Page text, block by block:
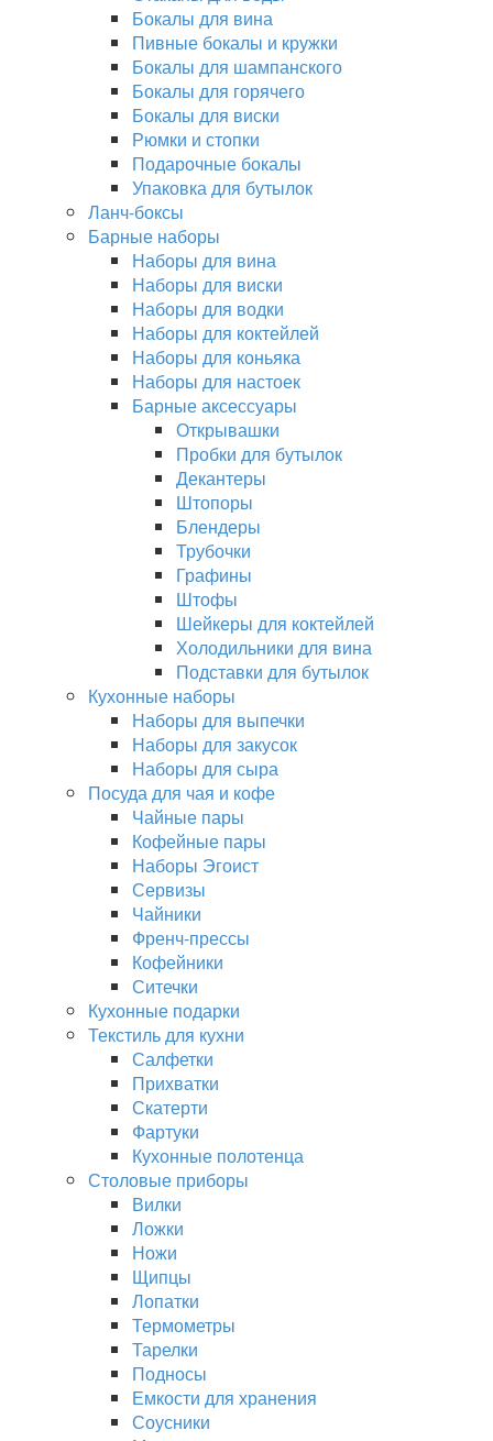
Бокалы для вина
Пивные бокалы и кружки
Бокалы для шампанского
Бокалы для горячего
Бокалы для виски
Рюмки и стопки
Подарочные бокалы
Упаковка для бутылок
Ланч-боксы
Барные наборы
Наборы для вина
Наборы для виски
Наборы для водки
Наборы для коктейлей
Наборы для коньяка
Наборы для настоек
Барные аксессуары
Открывашки
Пробки для бутылок
Декантеры
Штопоры
Блендеры
Трубочки
Графины
Штофы
Шейкеры для коктейлей
Холодильники для вина
Подставки для бутылок
Кухонные наборы
Наборы для выпечки
Наборы для закусок
Наборы для сыра
Посуда для чая и кофе
Чайные пары
Кофейные пары
Наборы Эгоист
Сервизы
Чайники
Френч-прессы
Кофейники
Ситечки
Кухонные подарки
Текстиль для кухни
Салфетки
Прихватки
Скатерти
Фартуки
Кухонные полотенца
Столовые приборы
Вилки
Ложки
Ножи
Щипцы
Лопатки
Термометры
Тарелки
Подносы
Емкости для хранения
Соусники